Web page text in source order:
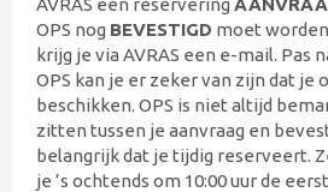
AVRAS een reservering
OPS nog BEVESTIGD moet
krijg je via AVRAS een e-mail. Pas
OPS kan je er zeker van zijn dat je
beschikken. OPS is niet altijd
zitten tussen je aanvraag en
belangrijk dat je tijdig reserveert.
je ’s ochtends om 10:00 uur de